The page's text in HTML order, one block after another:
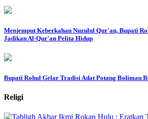
Menjemput Keberkahan Nuzulul Qur'an, Bupati
Jadikan Al-Qur'an Pelita Hidup
Bupati Rohul Gelar Tradisi Adat Potang Bolimau
Religi